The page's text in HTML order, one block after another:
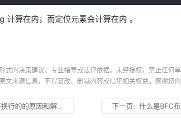
算在内，而定位元素会计算在内 。
式的决策建议、专业指导或法律依据。未经授权，禁止任何
来源信息，不得篡改、删减内容或侵犯相关权益。感谢您的
的原因和解决方法 下一页: 什么是BFC